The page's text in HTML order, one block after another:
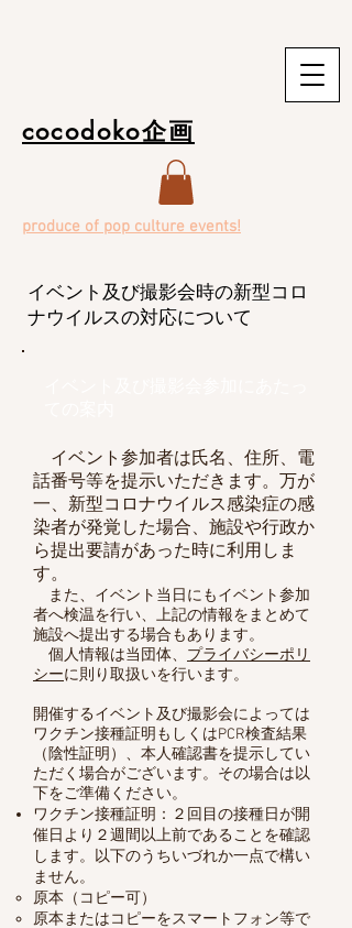
cocodoko企画
produce of pop culture events!
イベント及び撮影会時の新型コロ
ナウイルスの対応について
イベント参加者は氏名、住所、電
話番号等を提示いただきます。万が
一、新型コロナウイルス感染症の感
染者が発覚した場合、施設や行政か
ら提出要請があった時に利用しま
す。
また、イベント当日にもイベント参加
者へ検温を行い、上記の情報をまとめて
施設へ提出する場合もあります。
個人情報は当団体、 プライバシーポリ
シーに則り取扱いを行います。
開催するイベント及び撮影会によっては
ワクチン接種証明もしくはPCR検査結果
（陰性証明）、本人確認書を提示してい
ただく場合がございます。その場合は以
下をご準備ください。
ワクチン接種証明：２回目の接種日が開
催日より２週間以上前であることを確認
します。以下のうちいづれか一点で構い
ません。
原本（コピー可）
原本またはコピーをスマートフォン等で